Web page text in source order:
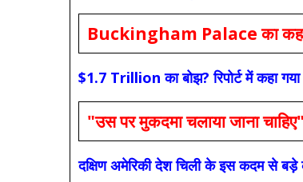
Buckingham Palace का कहना
$1.7 Trillion का बोझ? रिपोर्ट में
"उस पर मुकदमा चलाया जाना
दक्षिण अमेरिकी देश चिली के इस कदम से